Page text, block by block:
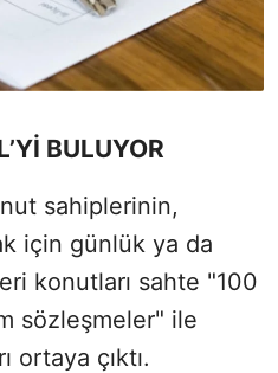
BULUYOR
sahiplerinin,
için günlük ya da
konutları sahte "100
sözleşmeler" ile
ortaya çıktı.